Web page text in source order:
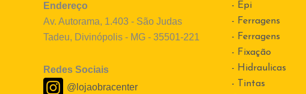
Endereço
Av. Autorama, 1.403 - São Judas
Tadeu, Divinópolis - MG - 35501-221
Redes Sociais
@lojaobracenter
- Epi
- Ferragens
- Ferragens
- Fixação
- Hidraulicas
- Tintas